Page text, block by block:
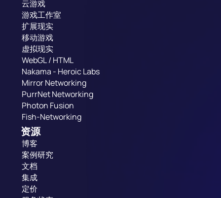
云游戏
游戏工作室
扩展现实
移动游戏
虚拟现实
WebGL / HTML
Nakama - Heroic Labs
Mirror Networking
PurrNet Networking
Photon Fusion
Fish-Networking
资源
博客
案例研究
文档
集成
定价